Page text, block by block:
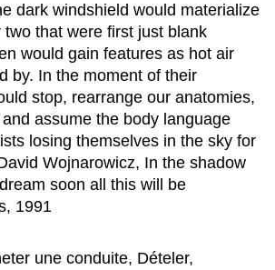
dark windshield would materialize
that were first just blank
would gain features as hot air
by. In the moment of their
stop, rearrange our anatomies,
assume the body language
losing themselves in the sky for
Wojnarowicz, In the shadow
soon all this will be
1991
une conduite, Dételer,